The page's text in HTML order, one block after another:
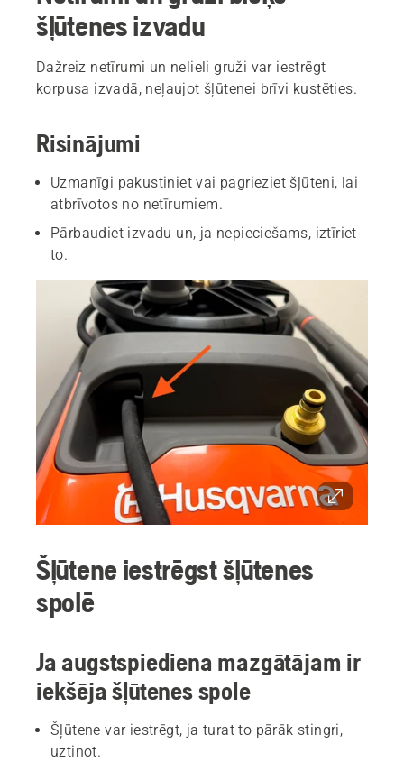
šļūtenes izvadu
Dažreiz netīrumi un nelieli gruži var iestrēgt
korpusa izvadā, neļaujot šļūtenei brīvi kustēties.
Risinājumi
Uzmanīgi pakustiniet vai pagrieziet šļūteni, lai
atbrīvotos no netīrumiem.
Pārbaudiet izvadu un, ja nepieciešams, iztīriet
to.
Šļūtene iestrēgst šļūtenes
spolē
Ja augstspiediena mazgātājam ir
iekšēja šļūtenes spole
Šļūtene var iestrēgt, ja turat to pārāk stingri,
uztinot.